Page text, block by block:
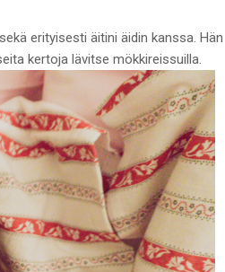
erityisesti äitini äidin kanssa. Hän
kertoja lävitse mökkireissuilla.